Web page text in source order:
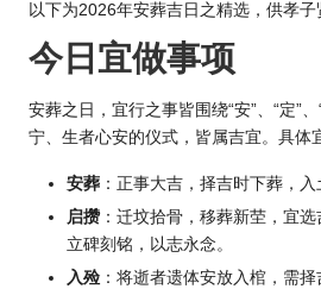
以下为2026年安葬吉日之精选，供孝子
今日宜做事项
安葬之日，宜行之事皆围绕“安”、“定”
宁、生者心安的仪式，皆属吉宜。具体
安葬 ：正事大吉，择吉时下葬，入
启攒：迁坟拾骨，移葬新茔，宜
立碑刻铭，以志永念。
入殓 ：将逝者遗体安放入棺，需择